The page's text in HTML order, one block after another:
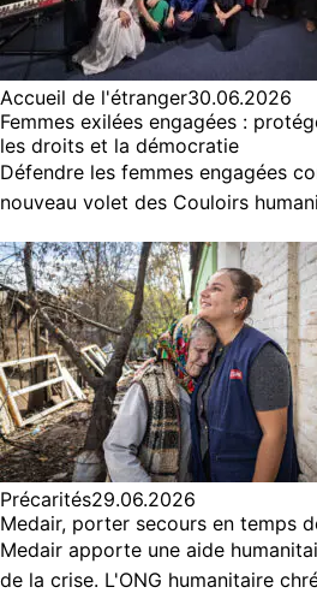
Accueil de l'étranger30.06.2026
Femmes exilées engagées :
les droits et la démocratie
Défendre les femmes engagées
nouveau volet des Couloirs
Précarités29.06.2026
Medair, porter secours en temps
Medair apporte une aide
de la crise. L'ONG humanitaire